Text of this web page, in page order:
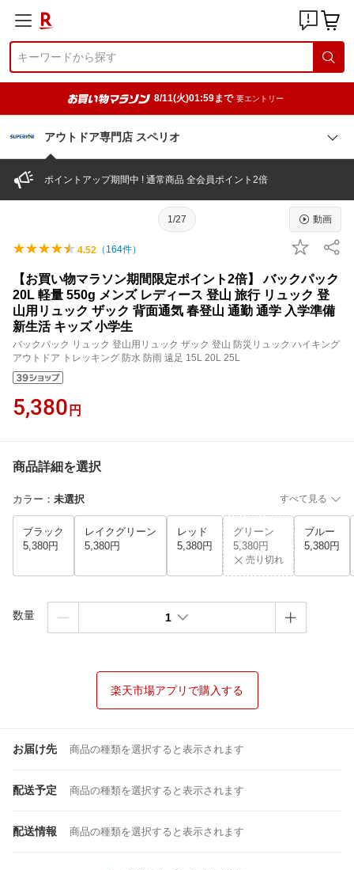
8/11(火)01:59まで 要エントリー
アウトドア専門店 スペリオ
ポイントアップ期間中 ! 通常商品 全会員ポイント2倍
1/27 動画
4.52 （ 164件）
【お買い物マラソン期間限定ポイント2倍】 バックパック
20L 軽量 550g メンズ レディース 登山 旅行 リュック 登
山用リュック ザック 背面通気 春登山 通勤 通学 入学準備
新生活 キッズ 小学生
バックパック リュック 登山用リュック ザック 登山 防災リュック ハイキング
アウトドア トレッキング 防水 防雨 遠足 15L 20L 25L
5,380 円
商品詳細を選択
カラー ： 未選択 すべて見る
ブラック
5,380円
レイクグリーン
5,380円
レッド
5,380円
グリーン
5,380円
売り切れ
ブルー
5,380円
数量 1
楽天市場アプリで購入する
お届け先 商品の種類を選択すると表示されます
配送予定 商品の種類を選択すると表示されます
配送情報 商品の種類を選択すると表示されます